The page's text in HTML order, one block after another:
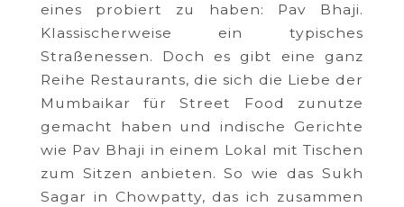
eines probiert zu haben: Pav Bhaji.
Klassischerweise ein typisches
Straßenessen. Doch es gibt eine ganz
Reihe Restaurants, die sich die Liebe der
Mumbaikar für Street Food zunutze
gemacht haben und indische Gerichte
wie Pav Bhaji in einem Lokal mit Tischen
zum Sitzen anbieten. So wie das Sukh
Sagar in Chowpatty, das ich zusammen